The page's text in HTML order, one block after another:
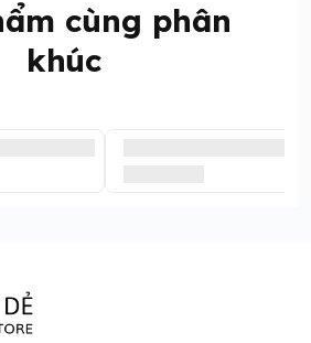
cùng phân
khúc